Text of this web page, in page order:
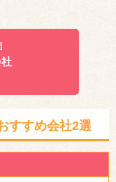
すすめ会社2選